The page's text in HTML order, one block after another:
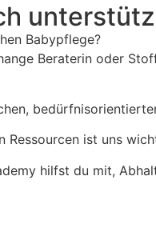
Babypflege?
Beraterin oder
Ressourcen ist uns
hilfst du mit,